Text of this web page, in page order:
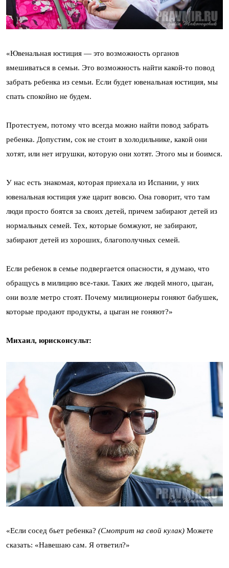
«Ювенальная юстиция — это возможность органов
вмешиваться в семьи. Это возможность найти какой-то повод
забрать ребенка из семьи. Если будет ювенальная юстиция, мы
спать спокойно не будем.
Протестуем, потому что всегда можно найти повод забрать
ребенка. Допустим, сок не стоит в холодильнике, какой они
хотят, или нет игрушки, которую они хотят. Этого мы и боимся.
У нас есть знакомая, которая приехала из Испании, у них
ювенальная юстиция уже царит вовсю. Она говорит, что там
люди просто боятся за своих детей, причем забирают детей из
нормальных семей. Тех, которые бомжуют, не забирают,
забирают детей из хороших, благополучных семей.
Если ребенок в семье подвергается опасности, я думаю, что
обращусь в милицию все-таки. Таких же людей много, цыган,
они возле метро стоят. Почему милиционеры гоняют бабушек,
которые продают продукты, а цыган не гоняют?»
Михаил, юрисконсульт:
«Если сосед бьет ребенка? (Смотрит на свой кулак) Можете
сказать: «Навешаю сам. Я ответил?»